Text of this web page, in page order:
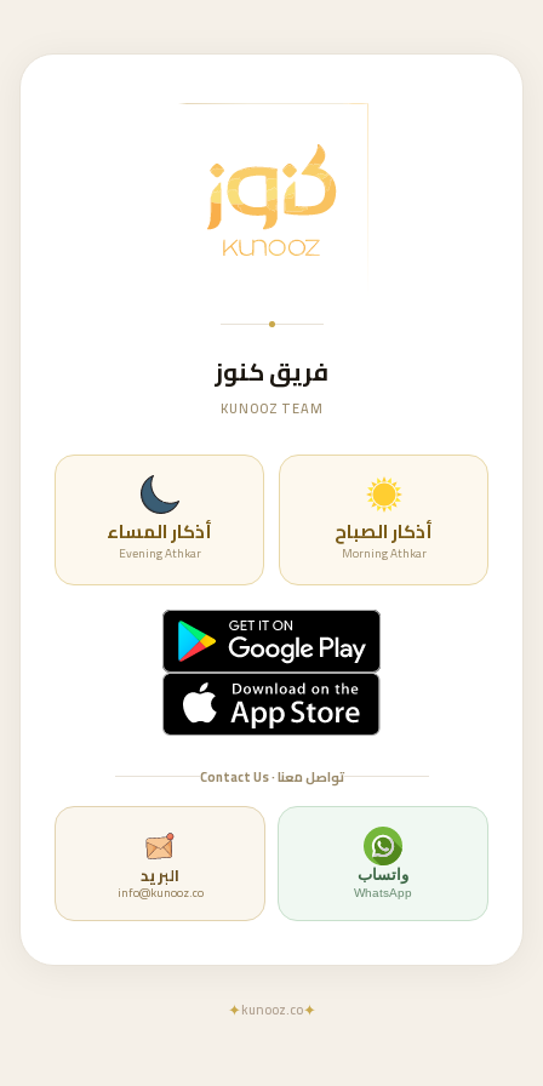
فريق كنوز
KUNOOZ TEAM
أذكار الصباح
Morning Athkar
أذكار المساء
Evening Athkar
تواصل معنا · Contact Us
واتساب
WhatsApp
البريد
info@kunooz.co
✦
kunooz.co
✦